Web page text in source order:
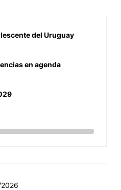
del Uruguay
en agenda